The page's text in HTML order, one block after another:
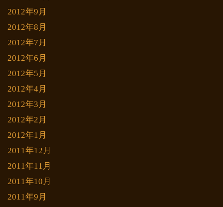
2012年9月
2012年8月
2012年7月
2012年6月
2012年5月
2012年4月
2012年3月
2012年2月
2012年1月
2011年12月
2011年11月
2011年10月
2011年9月